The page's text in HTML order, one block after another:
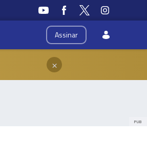
Assinar
×
PUB